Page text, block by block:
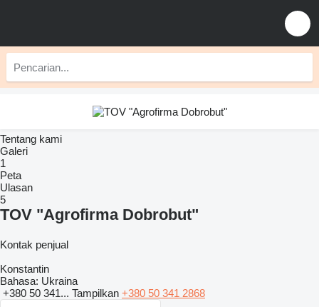
Tentang kami
Galeri
1
Peta
Ulasan
5
TOV "Agrofirma Dobrobut"
Kontak penjual
Konstantin
Bahasa: Ukraina
+380 50 341... Tampilkan +380 50 341 2868